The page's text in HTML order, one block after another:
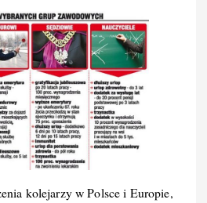
kolejarzy w Polsce i Europie,